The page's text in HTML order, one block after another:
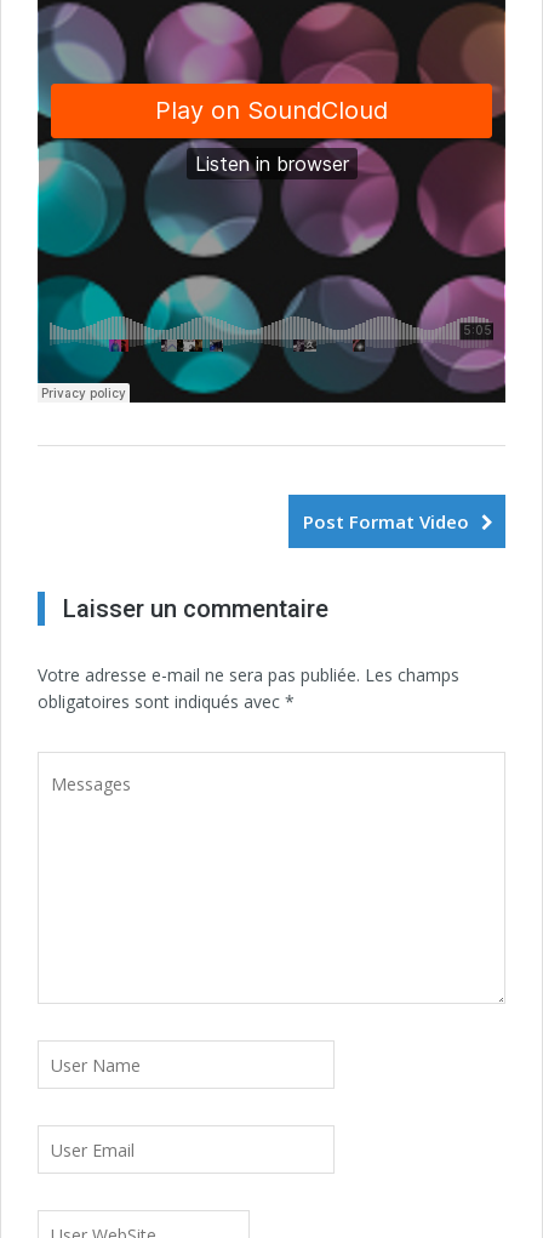
Post Format Video
Laisser un commentaire
Votre adresse e-mail ne sera pas publiée. Les champs
obligatoires sont indiqués avec *